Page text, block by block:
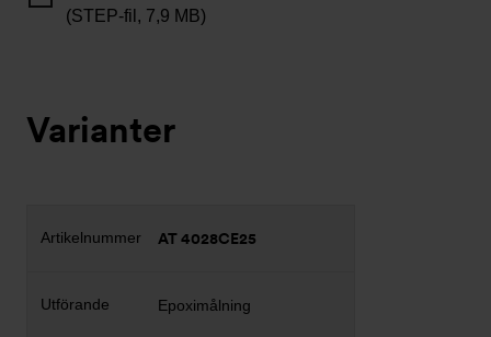
(STEP-fil, 7,9 MB)
Varianter
AT 4028CE25
Epoximålning